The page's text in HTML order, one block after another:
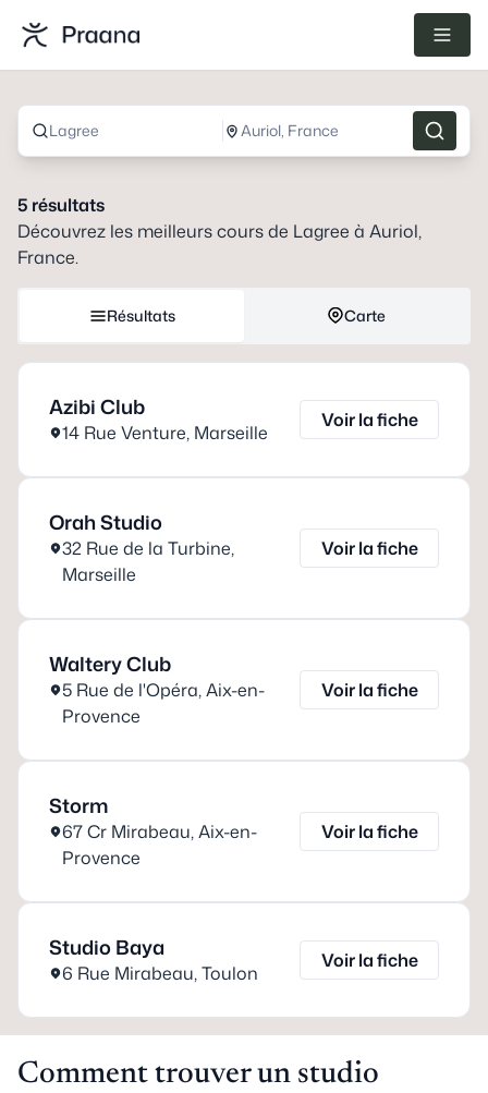
Lagree Auriol, France
5 résultats
Découvrez les meilleurs cours de Lagree à Auriol,
France.
Résultats Carte
Azibi Club
14 Rue Venture, Marseille
Voir la fiche
Orah Studio
32 Rue de la Turbine,
Marseille
Voir la fiche
Waltery Club
5 Rue de l'Opéra,Aix-en-
Provence
Voir la fiche
Storm
67 Cr Mirabeau,Aix-en-
Provence
Voir la fiche
Studio Baya
6 Rue Mirabeau,Toulon
Voir la fiche
Comment trouver un studio